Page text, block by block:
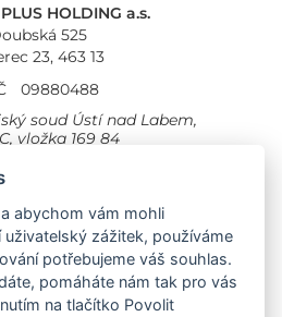
HOLDING a.s.
525
23, 463 13
09880488
soud Ústí nad Labem,
vložka 169 84
obchodní podmínky
Toyota
558
460 01
Toyota Professional
660,
abychom vám mohli
zážitek, používáme
potřebujeme váš souhlas.
pomáháte nám tak pro vás
na tlačítko Povolit